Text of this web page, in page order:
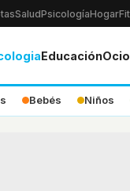
SaludPsicologíaHogarFit
EducaciónOcio
Bebés Niños